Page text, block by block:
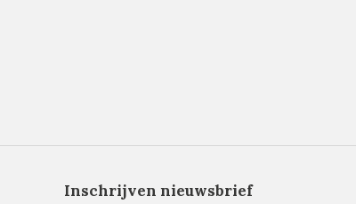
Inschrijven nieuwsbrief